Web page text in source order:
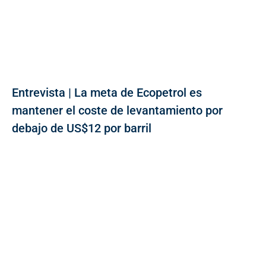
Entrevista | La meta de Ecopetrol es
mantener el coste de levantamiento por
debajo de US$12 por barril